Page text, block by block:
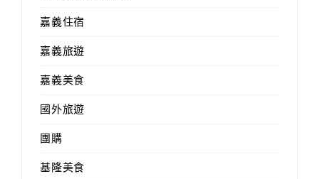
嘉義住宿
嘉義旅遊
嘉義美食
國外旅遊
團購
基隆美食